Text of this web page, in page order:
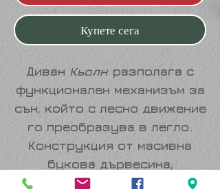
Купете сега
Диван Кьолн разполага с
функционален механизъм за
сън, който с лесно движение
го преобразува в легло.
Конструкция от масивна
букова дървесина,
повдигаща се лежанка с